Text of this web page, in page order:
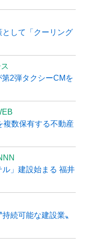
して「クーリング
2弾タクシーCMを
複数保有する不動産
」建設始まる 福井
続可能な建設業〟